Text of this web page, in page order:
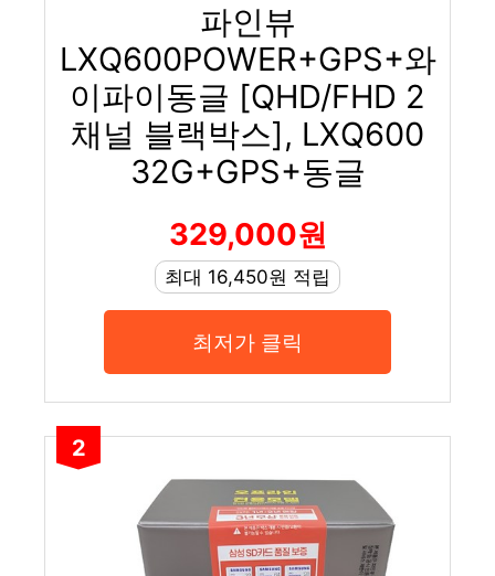
파인뷰
LXQ600POWER+GPS+와
이파이동글 [QHD/FHD 2
채널 블랙박스], LXQ600
32G+GPS+동글
329,000원
최대 16,450원 적립
최저가 클릭
2